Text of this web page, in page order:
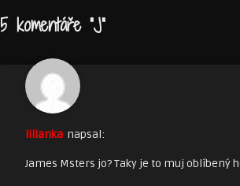
5 komentáře “J”
lilianka napsal:
James Msters jo? Taky je to muj oblíbený